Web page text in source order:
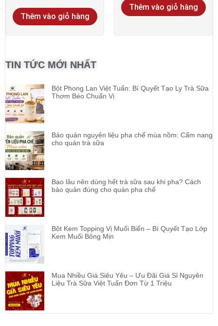
Thêm vào giỏ hàng
Thêm vào giỏ hàng
TIN TỨC MỚI NHẤT
Bột Phong Lan Việt Tuấn: Bí Quyết Tạo Ly Trà Sữa
Thơm Béo Chuẩn Vị
Bảo quản nguyên liệu pha chế mùa nồm: Cẩm nang
cho quán trà sữa
Bao lâu nên dùng hết trà sữa sau khi pha? Cách
bảo quản đúng cho quán pha chế
Bột Kem Topping Vị Muối Biển – Bí Quyết Tạo Lớp
Kem Muối Bông Mịn
Mua Nhiều Giá Siêu Yêu – Ưu Đãi Giá Sỉ Nguyên
Liệu Trà Sữa Việt Tuấn Đơn Từ 1 Triệu